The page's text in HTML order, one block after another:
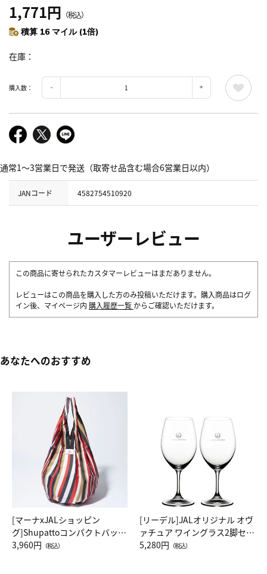
1,771円 （税込）
積算 16 マイル (1倍)
在庫
購入数：
通常1～3営業日で発送（取寄せ品含む場合6営業日以内）
JANコード 4582754510920
ユーザーレビュー
この商品に寄せられたカスタマーレビューはまだありません。
レビューはこの商品を購入した方のみ投稿いただけます。購入商品はログ
イン後、マイページ内 購入履歴一覧 からご確認いただけます。
あなたへのおすすめ
[マーナxJALショッピン
グ]Shupattoコンパクトバッグ
Drop JAL客室乗務員（LC）ス
3,960円 （税込）
[リーデル]JALオリジナル オヴ
ァチュア ワイングラス2脚セッ
ト（レッドワイン）
5,280円 （税込）